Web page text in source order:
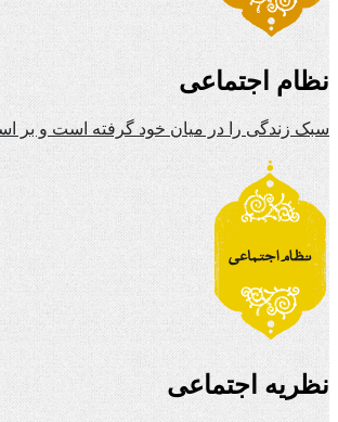
نظام اجتماعی
سبک زندگی را در میان خود گرفته است و بر
نظریه اجتماعی